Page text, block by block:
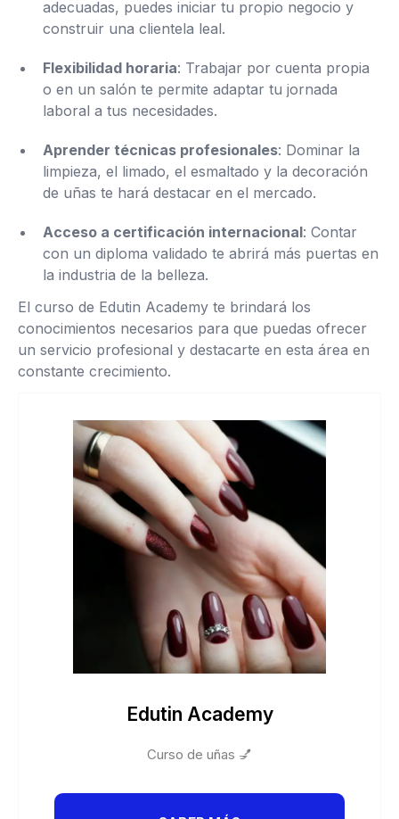
adecuadas, puedes iniciar tu propio negocio y
construir una clientela leal.
Flexibilidad horaria: Trabajar por cuenta propia
o en un salón te permite adaptar tu jornada
laboral a tus necesidades.
Aprender técnicas profesionales: Dominar la
limpieza, el limado, el esmaltado y la decoración
de uñas te hará destacar en el mercado.
Acceso a certificación internacional: Contar
con un diploma validado te abrirá más puertas en
la industria de la belleza.
El curso de Edutin Academy te brindará los
conocimientos necesarios para que puedas ofrecer
un servicio profesional y destacarte en esta área en
constante crecimiento.
Edutin Academy
Curso de uñas 💅